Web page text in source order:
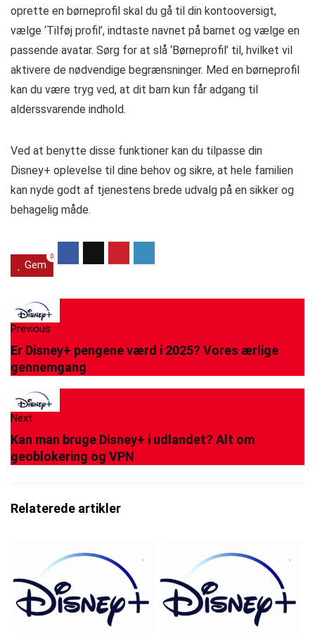
oprette en børneprofil skal du gå til din kontooversigt,
vælge ‘Tilføj profil’, indtaste navnet på barnet og vælge en
passende avatar. Sørg for at slå ‘Børneprofil’ til, hvilket vil
aktivere de nødvendige begrænsninger. Med en børneprofil
kan du være tryg ved, at dit barn kun får adgang til
alderssvarende indhold.
Ved at benytte disse funktioner kan du tilpasse din
Disney+ oplevelse til dine behov og sikre, at hele familien
kan nyde godt af tjenestens brede udvalg på en sikker og
behagelig måde.
Gem
0
Previous
Er Disney+ pengene værd i 2025? Vores ærlige
gennemgang
Next
Kan man bruge Disney+ i udlandet? Alt om
geoblokering og VPN
Relaterede artikler